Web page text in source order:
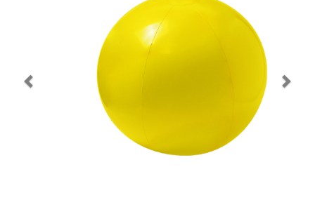
Navidad 🎄 Invierno